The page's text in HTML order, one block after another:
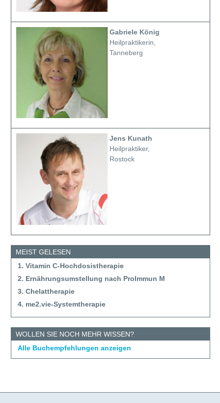
Gabriele König
Heilpraktikerin,
Tanneberg
Jens Kunath
Heilpraktiker,
Rostock
MEIST GELESEN
1. Vitamin C-Hochdosistherapie
2. Ernährungsumstellung nach ProImmun M
3. Chelattherapie
4. me2.vie-Systemtherapie
WOLLEN SIE NOCH MEHR WISSEN?
Alle Buchempfehlungen anzeigen